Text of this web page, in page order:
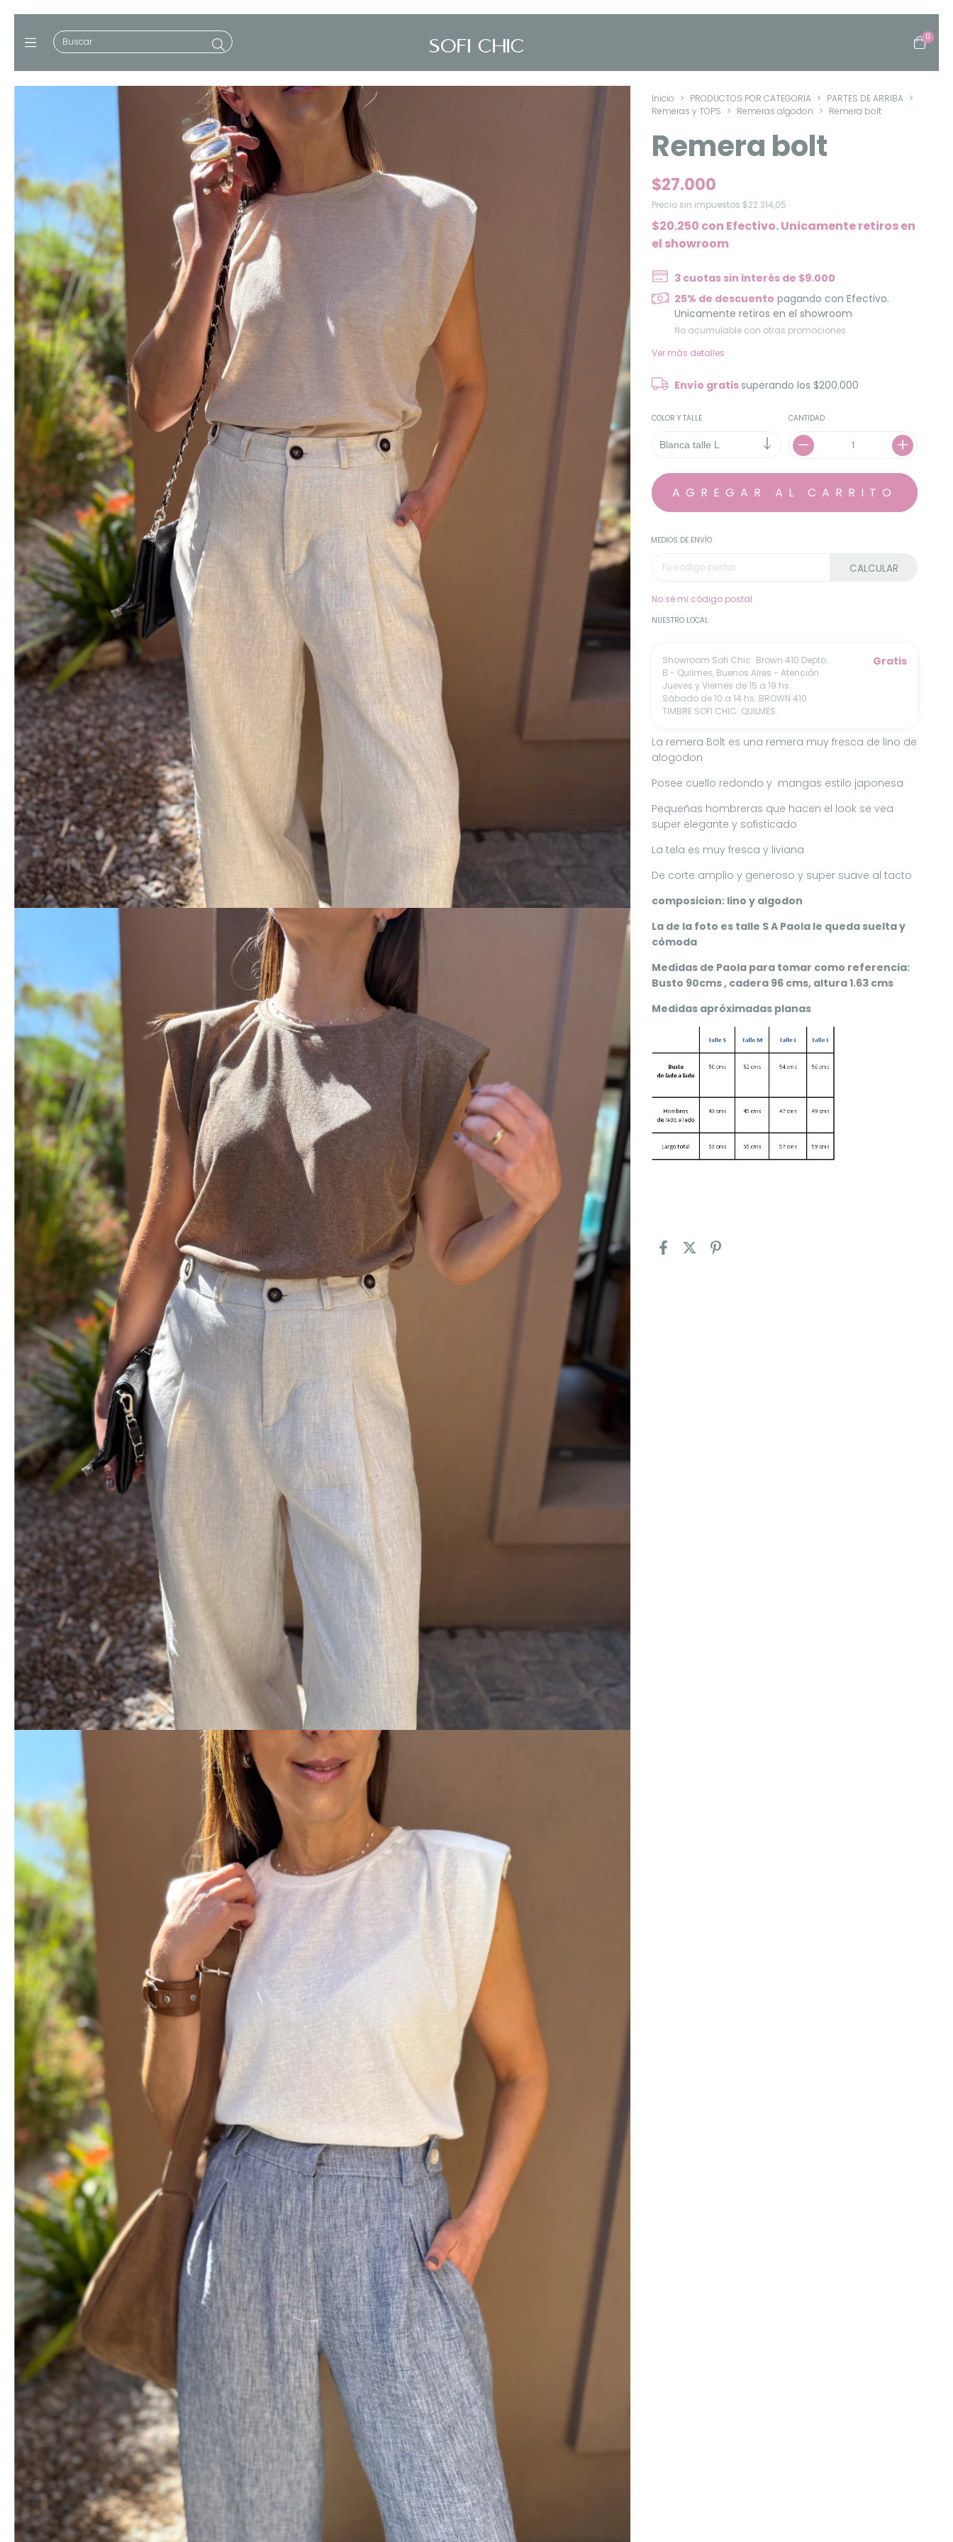
0
Inicio > PRODUCTOS POR CATEGORIA > PARTES DE ARRIBA >
Remeras y TOPS > Remeras algodon > Remera bolt
Remera bolt
$27.000
Precio sin impuestos $22.314,05
$20.250 con Efectivo. Unicamente retiros en
el showroom
3 cuotas sin interés de $9.000
25% de descuento pagando con Efectivo.
Unicamente retiros en el showroom
No acumulable con otras promociones
Ver más detalles
Envío gratis superando los $200.000
COLOR Y TALLE CANTIDAD
MEDIOS DE ENVÍO
CALCULAR
No sé mi código postal
NUESTRO LOCAL
Showroom Sofi Chic Brown 410 Depto.
B - Quilmes, Buenos Aires - Atención
Jueves y Viernes de 15 a 19 hs.
Sábado de 10 a 14 hs. BROWN 410
TIMBRE SOFI CHIC. QUILMES.
Gratis
La remera Bolt es una remera muy fresca de lino de
alogodon
Posee cuello redondo y mangas estilo japonesa
Pequeñas hombreras que hacen el look se vea
super elegante y sofisticado
La tela es muy fresca y liviana
De corte amplio y generoso y super suave al tacto
composicion: lino y algodon
La de la foto es talle S A Paola le queda suelta y
cómoda
Medidas de Paola para tomar como referencia:
Busto 90cms , cadera 96 cms, altura 1.63 cms
Medidas apróximadas planas